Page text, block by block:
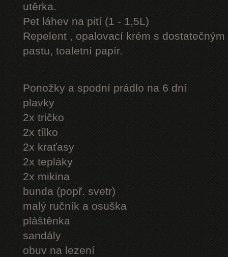
utěrka.
Pet láhev na pití (1 - 1,5L)
Repelent , opalovací krém s
pastu, toaletní papír.
Ponožky a spodní prádlo na 6 dní
plavky
2x tričko
2x tílko
2x kraťasy
2x tepláky
2x mikina
bunda (popř. svetr)
malý ručník a osuška
pláštěnka
sandály
obuv na lezení